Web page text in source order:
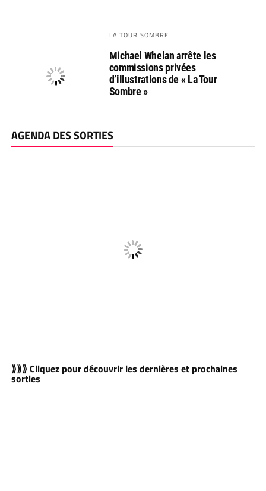
LA TOUR SOMBRE
Michael Whelan arrête les
commissions privées
d’illustrations de « La Tour
Sombre »
AGENDA DES SORTIES
⟫⟫⟫ Cliquez pour découvrir les dernières et prochaines
sorties